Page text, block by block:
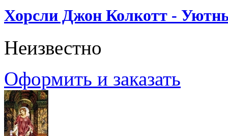
Хорсли Джон Колкотт -
Неизвестно
Оформить и заказать